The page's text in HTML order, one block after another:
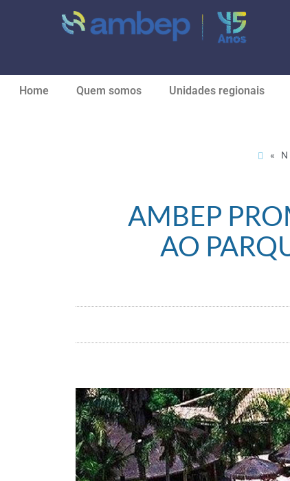
Home Quem somos Unidades regionais
«
AMBEP
AO